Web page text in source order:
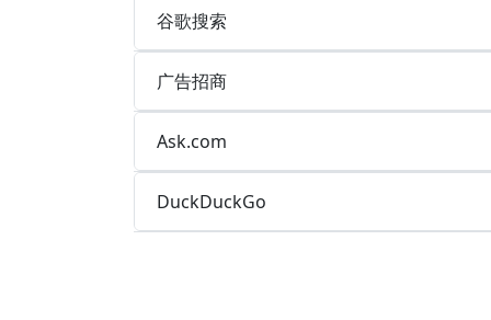
谷歌搜索
广告招商
Ask.com
DuckDuckGo